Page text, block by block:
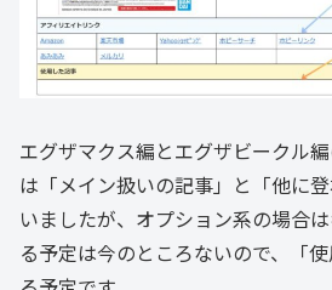
エグザマクス編とエグザビークル
は「メイン扱いの記事」と「他に
いましたが、オプション系の場合
る予定は今のところないので、「